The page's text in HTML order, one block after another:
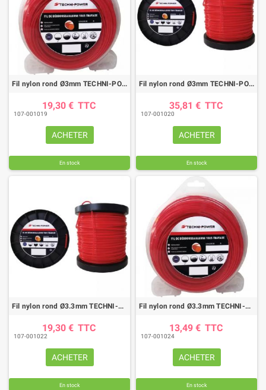
Fil nylon rond Ø3mm TECHNI-POWER (55M)
19,30 € TTC
107-001019
ACHETER
En stock
Fil nylon rond Ø3mm TECHNI-POWER (112M)
35,81 € TTC
107-001020
ACHETER
En stock
Fil nylon rond Ø3.3mm TECHNI-POWER (45M)
19,30 € TTC
107-001022
ACHETER
En stock
Fil nylon rond Ø3.3mm TECHNI-POWER (23M)
13,49 € TTC
107-001024
ACHETER
En stock